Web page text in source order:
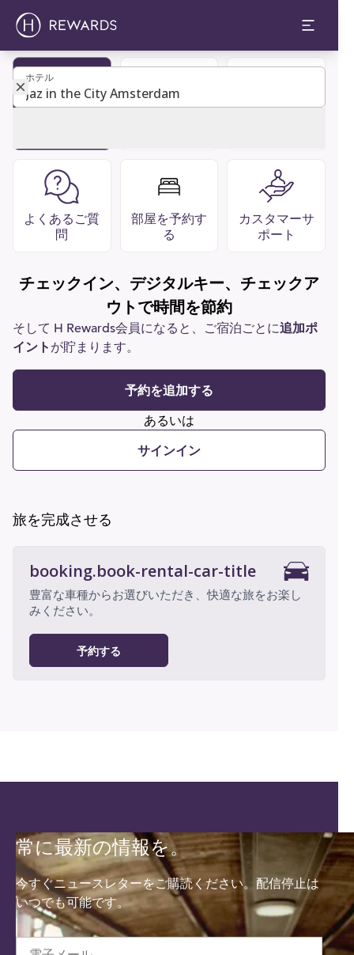
ホテル
ホテル
よくあるご質
問
部屋を予約す
る
カスタマーサ
ポート
チェックイン、デジタルキー、チェックア
ウトで時間を節約
そして H Rewards会員になると、ご宿泊ごとに追加ポ
イントが貯まります。
予約を追加する
あるいは
サインイン
旅を完成させる
booking.book-rental-car-title
豊富な車種からお選びいただき、快適な旅をお楽し
みください。
予約する
常に最新の情報を。
今すぐニュースレターをご購読ください。配信停止は
いつでも可能です。
電子メール